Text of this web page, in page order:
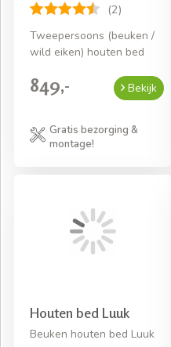
(2)
Tweepersoons (beuken /
wild eiken) houten bed
849,- Bekijk
Gratis bezorging &
montage!
Houten bed Luuk
Beuken houten bed Luuk